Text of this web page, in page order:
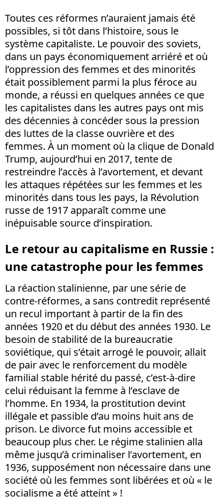
Toutes ces réformes n’auraient jamais été
possibles, si tôt dans l’histoire, sous le
système capitaliste. Le pouvoir des soviets,
dans un pays économiquement arriéré et où
l’oppression des femmes et des minorités
était possiblement parmi la plus féroce au
monde, a réussi en quelques années ce que
les capitalistes dans les autres pays ont mis
des décennies à concéder sous la pression
des luttes de la classe ouvrière et des
femmes. À un moment où la clique de Donald
Trump, aujourd’hui en 2017, tente de
restreindre l’accès à l’avortement, et devant
les attaques répétées sur les femmes et les
minorités dans tous les pays, la Révolution
russe de 1917 apparaît comme une
inépuisable source d’inspiration.
Le retour au capitalisme en Russie :
une catastrophe pour les femmes
La réaction stalinienne, par une série de
contre-réformes, a sans contredit représenté
un recul important à partir de la fin des
années 1920 et du début des années 1930. Le
besoin de stabilité de la bureaucratie
soviétique, qui s’était arrogé le pouvoir, allait
de pair avec le renforcement du modèle
familial stable hérité du passé, c’est-à-dire
celui réduisant la femme à l’esclave de
l’homme. En 1934, la prostitution devint
illégale et passible d’au moins huit ans de
prison. Le divorce fut moins accessible et
beaucoup plus cher. Le régime stalinien alla
même jusqu’à criminaliser l’avortement, en
1936, supposément non nécessaire dans une
société où les femmes sont libérées et où « le
socialisme a été atteint » !